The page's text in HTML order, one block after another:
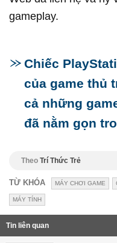
gameplay.
Chiếc
của game thủ
cả những
đã nằm gọn
Theo Trí Thức Trẻ
TỪ KHÓA MÁY CHƠI GAME
MÁY TÍNH
Tin liên quan